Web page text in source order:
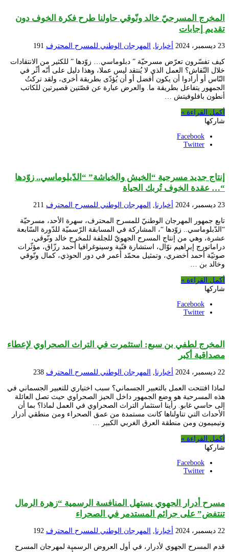
المخرج المسرحيّ خالد ونّوقي حاولنا طرح فكرة الخوف دون
تقديم إجابات
23 ديسمبر، 2024 أخبارنا, المهرجان الوطني للمسرح المحترف 191
كيف تفسّرون تعرّض مسرحيّة ” دبلوماسي… زوّدها ” للكثير من الانتقادات
خلال النّقاش؟ العمل الذي لا يُنتقد ليس عملا، وهذا دليل على أنّه أثّر في
النّاس أو أرادوا أن يكون أفضل أو أن يُؤدّى بطريقة أخرى، ولقد تركتُ
الجمهور يتفاعل بطريقة ما. والعرض عبارة عن قصّتين قصيرتين للكاتب
أنطون بافلوفيتش …
أكمل القراءة »
شاركها
Facebook
Twitter
إنتاج جديد مسرحية “الخيش والخياشة” “الدّبلوماسي.. زوّدها
“… عقدة الخوف تُربك الحياة
23 ديسمبر، 2024 أخبارنا المهرجان الوطني للمسرح المحترف 211
تابع جمهور المهرجان الوطنيّ للمسرح المحترف، سهرة الأحد، مسرحيّة
“الدّبلوماسي.. زوّدها “، المشاركة في المسابقة الرّسميّة للدّورة السّابعة
عشرة، وهي من إنتاج المسرح الجهويّ للجلفة للمخرج خالد ونّوقي،
دراماتورج إبراهيم نوّال، استشارة فنّية وسينوغرافيا أحمد رزّاق، مؤثّرات
صوتيّة أحمد أخضري، وتمثيل محمّد أعمر في دور الحوذي، كمال ونّوقي
وخالد بن …
أكمل القراءة »
شاركها
Facebook
Twitter
المخرج لطفي بن سبع: استثمرت في التراث الصحراوي لإعطاء
مصداقية أكبر
22 ديسمبر، 2024 أخبارنا المهرجان الوطني للمسرح المحترف 238
لماذا افتتحت العمل بالتعبير الجسماني؟ سبب اختياري للتعبير الجسماني في
هذه المسرحية هو وضع الجمهور داخل الحيز الصحراوي حيث تصل العائلة
إلى حاسي غابو. رأينا استثمار التراث الصحراوي في العمل لماذا؟ بما أن
الأحداث التي تناولناها كانت مستمدة من عمق الصحراء ومن منطقي أدرار
وتيميمون ومن منطقة العرق الغربي الكبير …
أكمل القراءة »
شاركها
Facebook
Twitter
مسرح أدرار الجهوي يستهل المنافسة الرسمية “زهرة الرمال
تنتفض” على جرائم المستدمر في الصحراء
22 ديسمبر، 2024 أخبارنا, المهرجان الوطني للمسرح المحترف 192
قدم المسرح الجهوي لأدرار، في أول العروض الرسمية لمهرجان المسرح